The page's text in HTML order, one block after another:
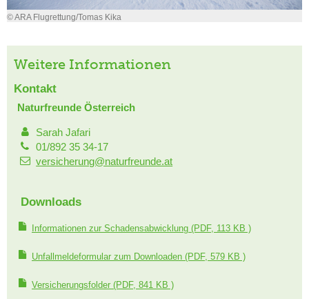
© ARA Flugrettung/Tomas Kika
Weitere Informationen
Kontakt
Naturfreunde Österreich
Sarah Jafari
01/892 35 34-17
versicherung@naturfreunde.at
Downloads
Informationen zur Schadensabwicklung (PDF, 113 KB )
Unfallmeldeformular zum Downloaden (PDF, 579 KB )
Versicherungsfolder (PDF, 841 KB )